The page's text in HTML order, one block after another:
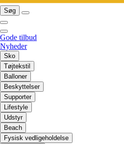
Søg
Gode tilbud
Nyheder
Sko
Tøjtekstil
Balloner
Beskyttelser
Supporter
Lifestyle
Udstyr
Beach
Fysisk vedligeholdelse